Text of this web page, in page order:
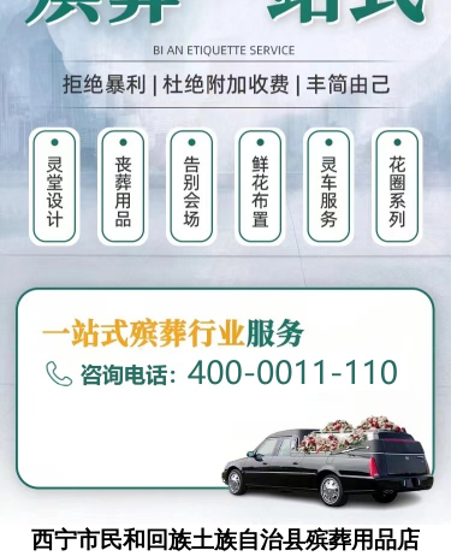
西宁市民和回族土族自治县殡葬用品店